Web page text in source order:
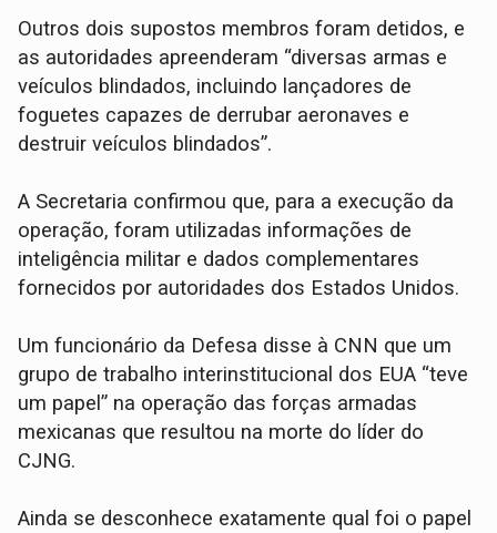
Outros dois supostos membros foram detidos, e
as autoridades apreenderam “diversas armas e
veículos blindados, incluindo lançadores de
foguetes capazes de derrubar aeronaves e
destruir veículos blindados”.
A Secretaria confirmou que, para a execução da
operação, foram utilizadas informações de
inteligência militar e dados complementares
fornecidos por autoridades dos Estados Unidos.
Um funcionário da Defesa disse à CNN que um
grupo de trabalho interinstitucional dos EUA “teve
um papel” na operação das forças armadas
mexicanas que resultou na morte do líder do
CJNG.
Ainda se desconhece exatamente qual foi o papel